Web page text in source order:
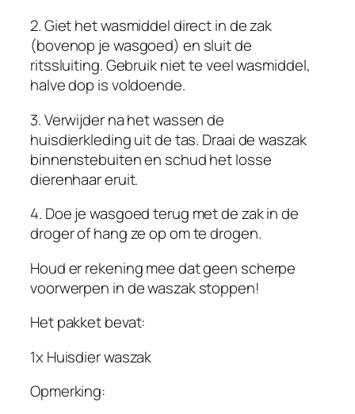
i
n
g
w
a
s
z
a
k
o
o
w
a
s
m
a
h
2. Giet het wasmiddel direct in de zak
(bovenop je wasgoed) en sluit de
ritssluiting. Gebruik niet te veel wasmiddel,
halve dop is voldoende.
3. Verwijder na het wassen de
huisdierkleding uit de tas. Draai de waszak
binnenstebuiten en schud het losse
dierenhaar eruit.
4. Doe je wasgoed terug met de zak in de
droger of hang ze op om te drogen.
Houd er rekening mee dat geen scherpe
voorwerpen in de waszak stoppen!
Het pakket bevat:
1x Huisdier waszak
Opmerking: